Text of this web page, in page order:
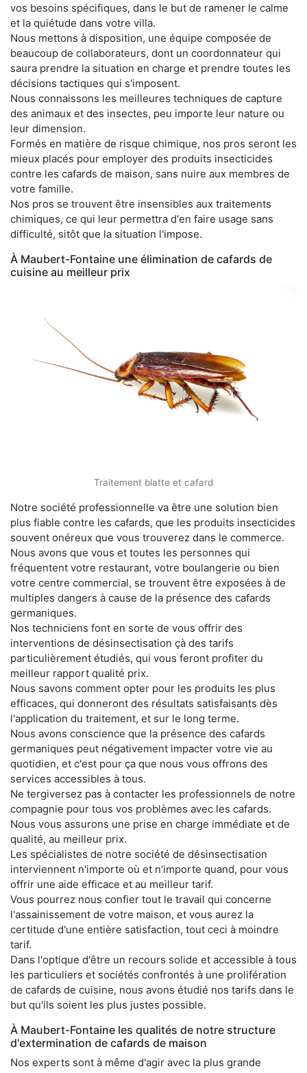
vos besoins spécifiques, dans le but de ramener le calme
et la quiétude dans votre villa.
Nous mettons à disposition, une équipe composée de
beaucoup de collaborateurs, dont un coordonnateur qui
saura prendre la situation en charge et prendre toutes les
décisions tactiques qui s'imposent.
Nous connaissons les meilleures techniques de capture
des animaux et des insectes, peu importe leur nature ou
leur dimension.
Formés en matière de risque chimique, nos pros seront les
mieux placés pour employer des produits insecticides
contre les cafards de maison, sans nuire aux membres de
votre famille.
Nos pros se trouvent être insensibles aux traitements
chimiques, ce qui leur permettra d'en faire usage sans
difficulté, sitôt que la situation l'impose.
À Maubert-Fontaine une élimination de cafards de
cuisine au meilleur prix
Traitement blatte et cafard
Notre société professionnelle va être une solution bien
plus fiable contre les cafards, que les produits insecticides
souvent onéreux que vous trouverez dans le commerce.
Nous avons que vous et toutes les personnes qui
fréquentent votre restaurant, votre boulangerie ou bien
votre centre commercial, se trouvent être exposées à de
multiples dangers à cause de la présence des cafards
germaniques.
Nos techniciens font en sorte de vous offrir des
interventions de désinsectisation çà des tarifs
particulièrement étudiés, qui vous feront profiter du
meilleur rapport qualité prix.
Nous savons comment opter pour les produits les plus
efficaces, qui donneront des résultats satisfaisants dès
l'application du traitement, et sur le long terme.
Nous avons conscience que la présence des cafards
germaniques peut négativement impacter votre vie au
quotidien, et c'est pour ça que nous vous offrons des
services accessibles à tous.
Ne tergiversez pas à contacter les professionnels de notre
compagnie pour tous vos problèmes avec les cafards.
Nous vous assurons une prise en charge immédiate et de
qualité, au meilleur prix.
Les spécialistes de notre société de désinsectisation
interviennent n'importe où et n'importe quand, pour vous
offrir une aide efficace et au meilleur tarif.
Vous pourrez nous confier tout le travail qui concerne
l'assainissement de votre maison, et vous aurez la
certitude d'une entière satisfaction, tout ceci à moindre
tarif.
Dans l'optique d'être un recours solide et accessible à tous
les particuliers et sociétés confrontés à une prolifération
de cafards de cuisine, nous avons étudié nos tarifs dans le
but qu'ils soient les plus justes possible.
À Maubert-Fontaine les qualités de notre structure
d'extermination de cafards de maison
Nos experts sont à même d'agir avec la plus grande